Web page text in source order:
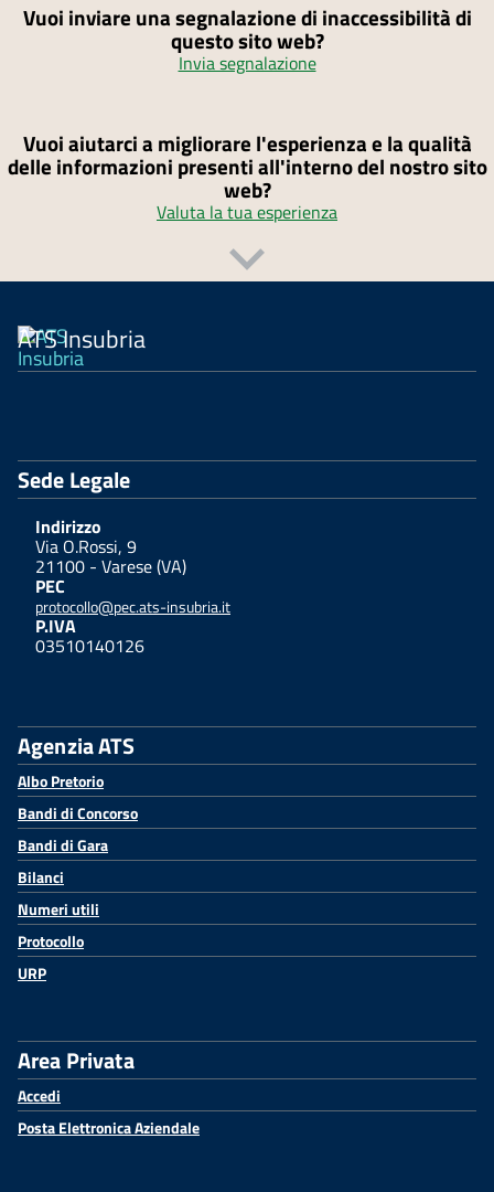
Vuoi inviare una segnalazione di inaccessibilità di
questo sito web?
Invia segnalazione
Vuoi aiutarci a migliorare l'esperienza e la qualità
delle informazioni presenti all'interno del nostro sito
web?
Valuta la tua esperienza
ATS Insubria
Sede Legale
Indirizzo
Via O.Rossi, 9
21100 - Varese (VA)
PEC
protocollo@pec.ats-insubria.it
P.IVA
03510140126
Agenzia ATS
Albo Pretorio
Bandi di Concorso
Bandi di Gara
Bilanci
Numeri utili
Protocollo
URP
Area Privata
Accedi
Posta Elettronica Aziendale